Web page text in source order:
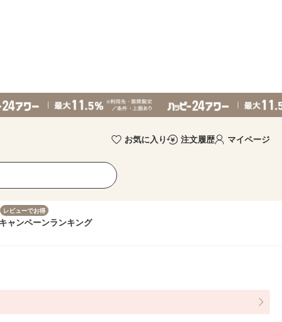
お気に入り 注文履歴 マイページ
レビューでお得
キャンペーンランキング